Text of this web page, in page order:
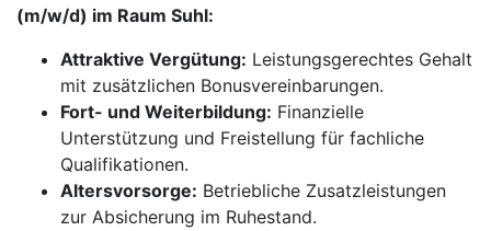
(m/w/d) im Raum Suhl:
Attraktive Vergütung: Leistungsgerechtes Gehalt
mit zusätzlichen Bonusvereinbarungen.
Fort- und Weiterbildung: Finanzielle
Unterstützung und Freistellung für fachliche
Qualifikationen.
Altersvorsorge: Betriebliche Zusatzleistungen
zur Absicherung im Ruhestand.